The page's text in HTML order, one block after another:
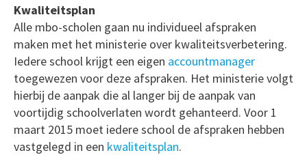
Kwaliteitsplan
Alle mbo-scholen gaan nu individueel afspraken
maken met het ministerie over kwaliteitsverbetering.
Iedere school krijgt een eigen accountmanager
toegewezen voor deze afspraken. Het ministerie volgt
hierbij de aanpak die al langer bij de aanpak van
voortijdig schoolverlaten wordt gehanteerd. Voor 1
maart 2015 moet iedere school de afspraken hebben
vastgelegd in een kwaliteitsplan.